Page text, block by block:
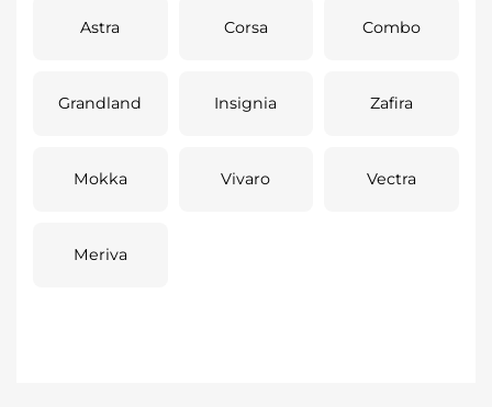
Astra Corsa Combo
Grandland Insignia Zafira
Mokka Vivaro Vectra
Meriva